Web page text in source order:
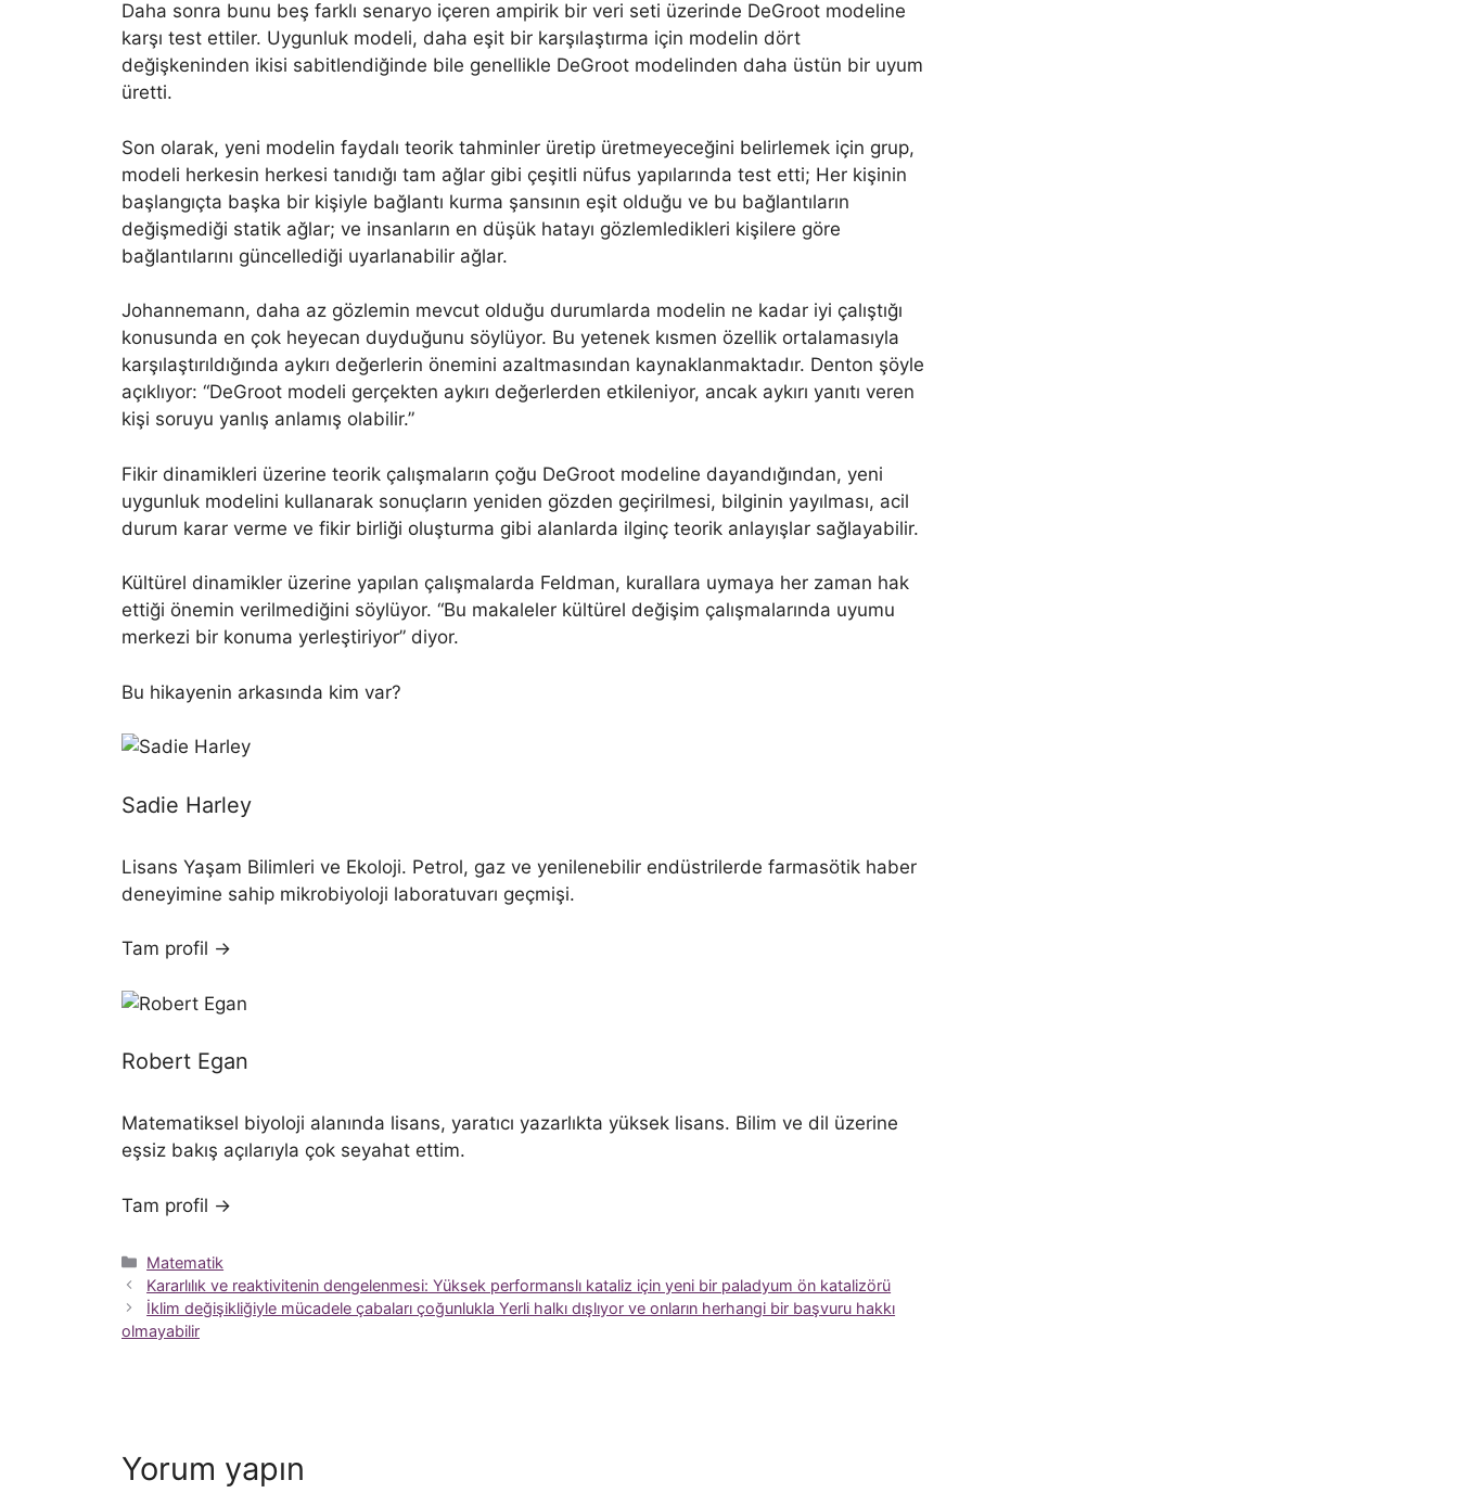
Daha sonra bunu beş farklı senaryo içeren ampirik bir veri seti üzerinde DeGroot modeline
karşı test ettiler. Uygunluk modeli, daha eşit bir karşılaştırma için modelin dört
değişkeninden ikisi sabitlendiğinde bile genellikle DeGroot modelinden daha üstün bir uyum
üretti.
Son olarak, yeni modelin faydalı teorik tahminler üretip üretmeyeceğini belirlemek için grup,
modeli herkesin herkesi tanıdığı tam ağlar gibi çeşitli nüfus yapılarında test etti; Her kişinin
başlangıçta başka bir kişiyle bağlantı kurma şansının eşit olduğu ve bu bağlantıların
değişmediği statik ağlar; ve insanların en düşük hatayı gözlemledikleri kişilere göre
bağlantılarını güncellediği uyarlanabilir ağlar.
Johannemann, daha az gözlemin mevcut olduğu durumlarda modelin ne kadar iyi çalıştığı
konusunda en çok heyecan duyduğunu söylüyor. Bu yetenek kısmen özellik ortalamasıyla
karşılaştırıldığında aykırı değerlerin önemini azaltmasından kaynaklanmaktadır. Denton şöyle
açıklıyor: “DeGroot modeli gerçekten aykırı değerlerden etkileniyor, ancak aykırı yanıtı veren
kişi soruyu yanlış anlamış olabilir.”
Fikir dinamikleri üzerine teorik çalışmaların çoğu DeGroot modeline dayandığından, yeni
uygunluk modelini kullanarak sonuçların yeniden gözden geçirilmesi, bilginin yayılması, acil
durum karar verme ve fikir birliği oluşturma gibi alanlarda ilginç teorik anlayışlar sağlayabilir.
Kültürel dinamikler üzerine yapılan çalışmalarda Feldman, kurallara uymaya her zaman hak
ettiği önemin verilmediğini söylüyor. “Bu makaleler kültürel değişim çalışmalarında uyumu
merkezi bir konuma yerleştiriyor” diyor.
Bu hikayenin arkasında kim var?
Sadie Harley
Lisans Yaşam Bilimleri ve Ekoloji. Petrol, gaz ve yenilenebilir endüstrilerde farmasötik haber
deneyimine sahip mikrobiyoloji laboratuvarı geçmişi.
Tam profil →
Robert Egan
Matematiksel biyoloji alanında lisans, yaratıcı yazarlıkta yüksek lisans. Bilim ve dil üzerine
eşsiz bakış açılarıyla çok seyahat ettim.
Tam profil →
Kategoriler
Matematik
Kararlılık ve reaktivitenin dengelenmesi: Yüksek performanslı kataliz için yeni bir paladyum ön katalizörü
İklim değişikliğiyle mücadele çabaları çoğunlukla Yerli halkı dışlıyor ve onların herhangi bir başvuru hakkı
olmayabilir
Yorum yapın